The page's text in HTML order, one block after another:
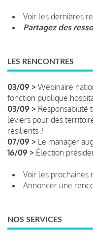
Voir les dernières
Partagez des
LES RENCONTRES
03/09 > Webinaire
fonction publique
03/09 > Responsabilité
leviers pour des
résilients ?
07/09 > Le manager
16/09 > Élection
Voir les prochaines
Annoncer une
NOS SERVICES